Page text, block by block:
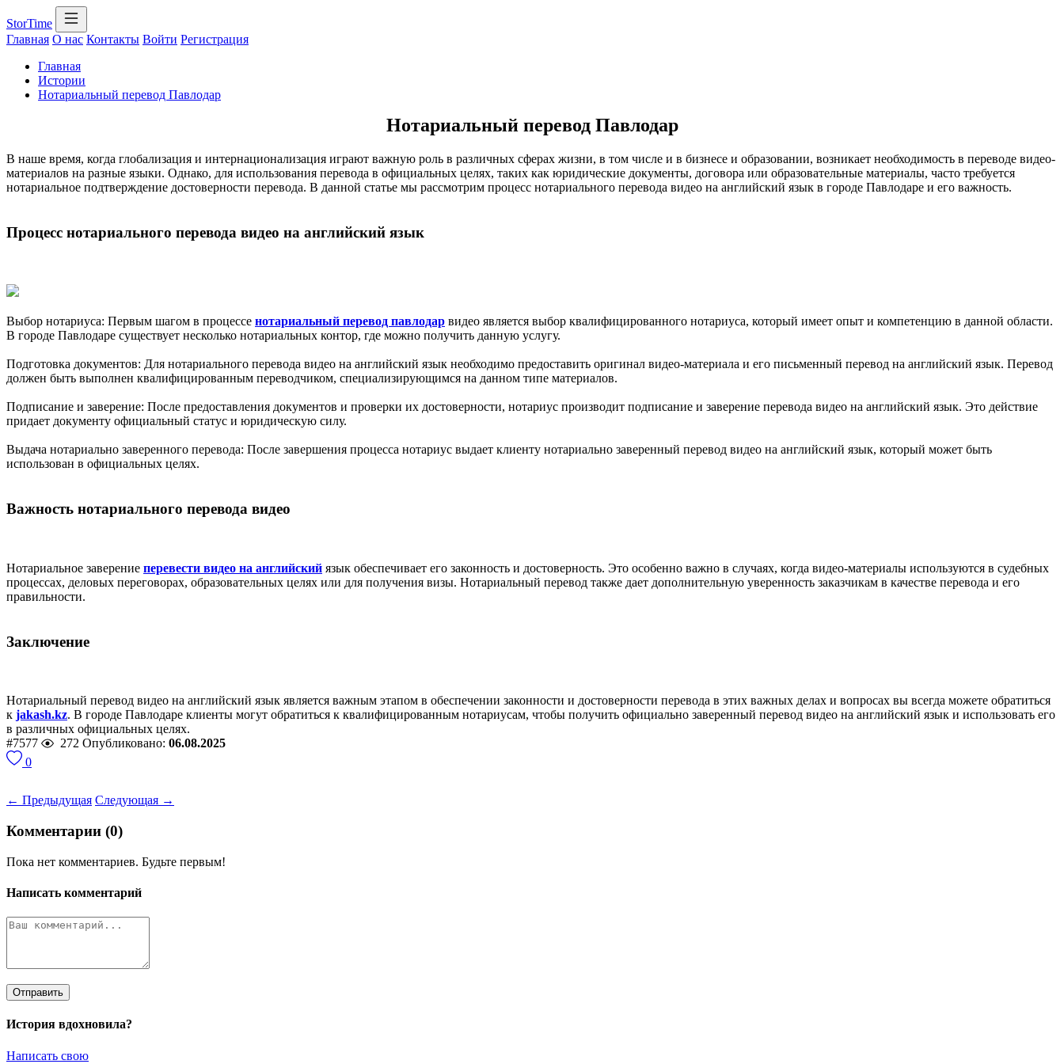
StorTime
Главная О нас Контакты Войти Регистрация
Главная
Истории
Нотариальный перевод Павлодар
Нотариальный перевод Павлодар
В наше время, когда глобализация и интернационализация играют важную роль в различных сферах жизни, в том числе и в бизнесе и образовании, возникает необходимость в переводе видео-
материалов на разные языки. Однако, для использования перевода в официальных целях, таких как юридические документы, договора или образовательные материалы, часто требуется
нотариальное подтверждение достоверности перевода. В данной статье мы рассмотрим процесс нотариального перевода видео на английский язык в городе Павлодаре и его важность.
Процесс нотариального перевода видео на английский язык
Выбор нотариуса: Первым шагом в процессе нотариальный перевод павлодар видео является выбор квалифицированного нотариуса, который имеет опыт и компетенцию в данной области.
В городе Павлодаре существует несколько нотариальных контор, где можно получить данную услугу.
Подготовка документов: Для нотариального перевода видео на английский язык необходимо предоставить оригинал видео-материала и его письменный перевод на английский язык. Перевод
должен быть выполнен квалифицированным переводчиком, специализирующимся на данном типе материалов.
Подписание и заверение: После предоставления документов и проверки их достоверности, нотариус производит подписание и заверение перевода видео на английский язык. Это действие
придает документу официальный статус и юридическую силу.
Выдача нотариально заверенного перевода: После завершения процесса нотариус выдает клиенту нотариально заверенный перевод видео на английский язык, который может быть
использован в официальных целях.
Важность нотариального перевода видео
Нотариальное заверение перевести видео на английский язык обеспечивает его законность и достоверность. Это особенно важно в случаях, когда видео-материалы используются в судебных
процессах, деловых переговорах, образовательных целях или для получения визы. Нотариальный перевод также дает дополнительную уверенность заказчикам в качестве перевода и его
правильности.
Заключение
Нотариальный перевод видео на английский язык является важным этапом в обеспечении законности и достоверности перевода в этих важных делах и вопросах вы всегда можете обратиться
к jakash.kz. В городе Павлодаре клиенты могут обратиться к квалифицированным нотариусам, чтобы получить официально заверенный перевод видео на английский язык и использовать его
в различных официальных целях.
#7577
272 Опубликовано: 06.08.2025
0
← Предыдущая Следующая →
Комментарии (0)
Пока нет комментариев. Будьте первым!
Написать комментарий
Отправить
История вдохновила?
Написать свою